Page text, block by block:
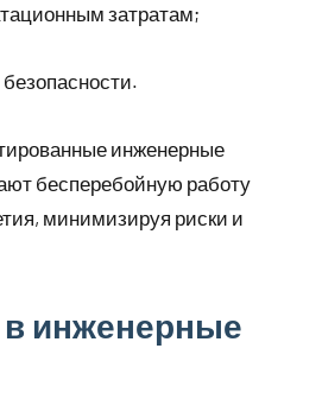
затратам;
инженерные
бесперебойную работу
минимизируя риски и
в инженерные